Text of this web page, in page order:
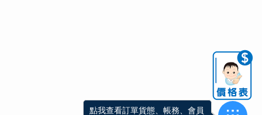
點我查看訂單貨態、帳務、會員